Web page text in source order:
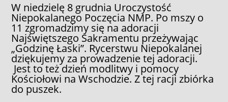
W niedzielę 8 grudnia Uroczystość
Niepokalanego Poczęcia NMP. Po mszy o
11 zgromadzimy się na adoracji
Najświętszego Sakramentu przeżywając
„Godzinę Łaski”. Rycerstwu Niepokalanej
dziękujemy za prowadzenie tej adoracji.
Jest to też dzień modlitwy i pomocy
Kościołowi na Wschodzie. Z tej racji zbiórka
do puszek.